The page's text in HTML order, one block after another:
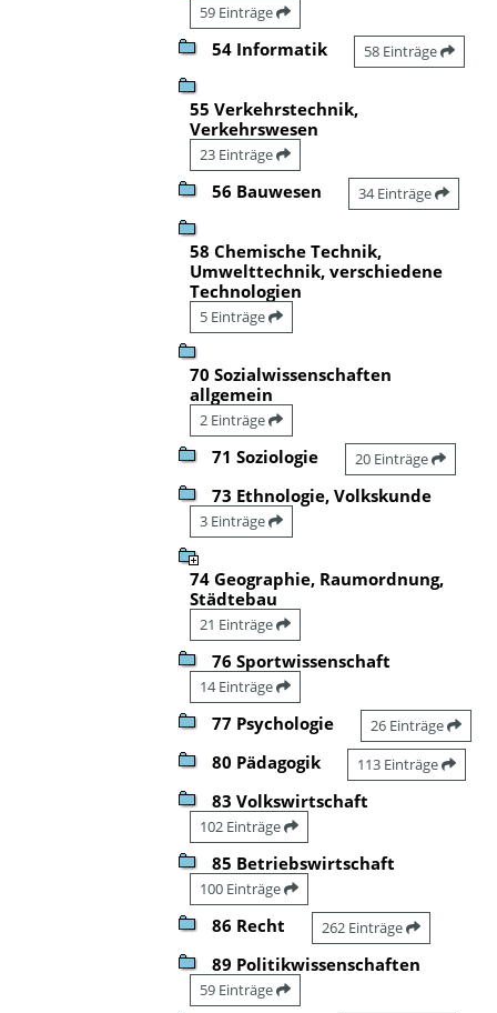
59 Einträge
54 Informatik 58 Einträge
55 Verkehrstechnik,
Verkehrswesen
23 Einträge
56 Bauwesen 34 Einträge
58 Chemische Technik,
Umwelttechnik, verschiedene
Technologien
5 Einträge
70 Sozialwissenschaften
allgemein
2 Einträge
71 Soziologie 20 Einträge
73 Ethnologie, Volkskunde
3 Einträge
74 Geographie, Raumordnung,
Städtebau
21 Einträge
76 Sportwissenschaft
14 Einträge
77 Psychologie 26 Einträge
80 Pädagogik 113 Einträge
83 Volkswirtschaft
102 Einträge
85 Betriebswirtschaft
100 Einträge
86 Recht 262 Einträge
89 Politikwissenschaften
59 Einträge